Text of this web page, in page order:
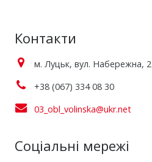
Контакти
м. Луцьк, вул. Набережна, 2
+38 (067) 334 08 30
03_obl_volinska@ukr.net
Соціальні мережі